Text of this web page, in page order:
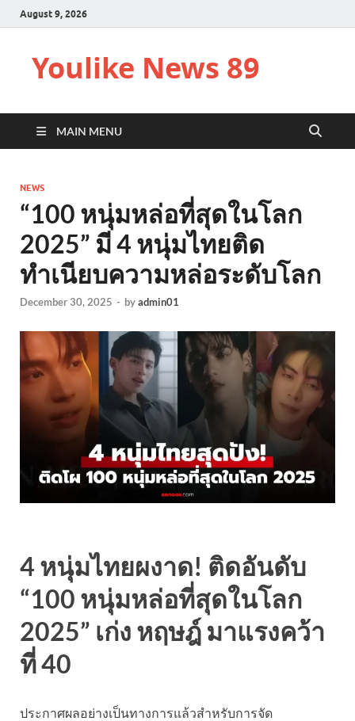
August 9, 2026
Youlike News 89
MAIN MENU
NEWS
“100 หนุ่มหล่อที่สุดในโลก
2025” มี 4 หนุ่มไทยติด
ทำเนียบความหล่อระดับโลก
December 30, 2025 - byadmin01
4 หนุ่มไทยผงาด! ติดอันดับ
“100 หนุ่มหล่อที่สุดในโลก
2025” เก่ง หฤษฎ์ มาแรงคว้า
ที่ 40
ประกาศผลอย่างเป็นทางการแล้วสำหรับการจัด